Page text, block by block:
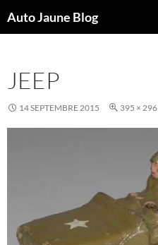
Auto Jaune Blog
JEEP
14 SEPTEMBRE 2015 395 × 296